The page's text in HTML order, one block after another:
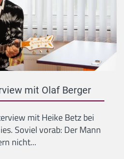
mit Olaf Berger
mit Heike Betz bei
Soviel vorab: Der Mann
nicht...